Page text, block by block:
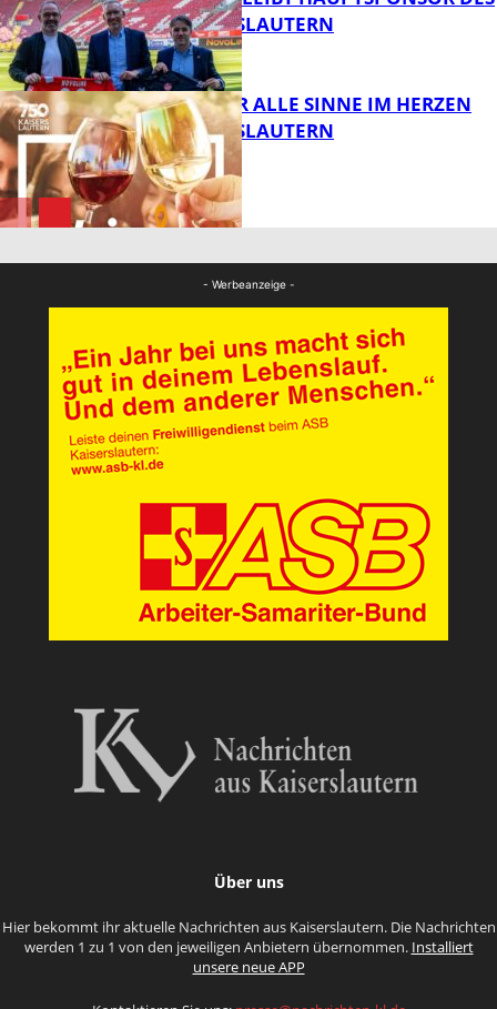
FB News
FB News
1. FC KAISERSLAUTERN
GENÜSSE FÜR ALLE SINNE IM HERZEN
VON KAISERSLAUTERN
- Werbeanzeige -
Über uns
Hier bekommt ihr aktuelle Nachrichten aus Kaiserslautern. Die Nachrichten
werden 1 zu 1 von den jeweiligen Anbietern übernommen. Installiert
unsere neue APP